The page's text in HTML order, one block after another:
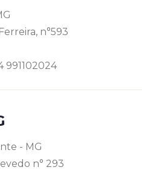
n°593
991102024
- MG
n° 293